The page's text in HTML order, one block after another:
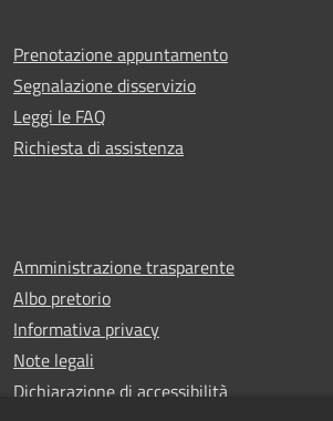
Prenotazione appuntamento
Segnalazione disservizio
Leggi le FAQ
Richiesta di assistenza
Amministrazione trasparente
Albo pretorio
Informativa privacy
Note legali
Dichiarazione di accessibilità